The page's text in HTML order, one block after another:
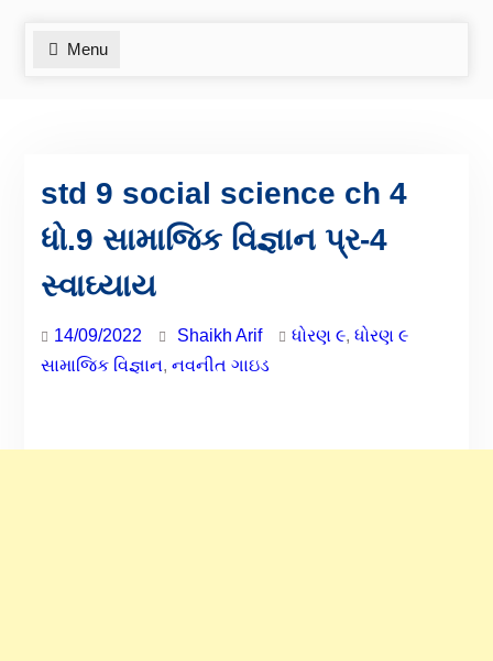
Menu
std 9 social science ch 4
ધો.9 સામાજિક વિજ્ઞાન પ્ર-4
સ્વાઘ્યાય
14/09/2022 Shaikh Arif ધોરણ ૯, ધોરણ ૯
સામાજિક વિજ્ઞાન, નવનીત ગાઇડ